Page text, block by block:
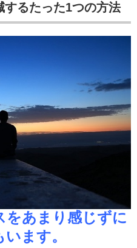
るたった1つの方法
をあまり感じずに
ます。